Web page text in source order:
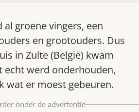
World 08/2026
groene vingers, een
en grootouders. Dus
in Zulte (België) kwam
echt werd onderhouden,
wat er moest gebeuren.
onder de advertentie